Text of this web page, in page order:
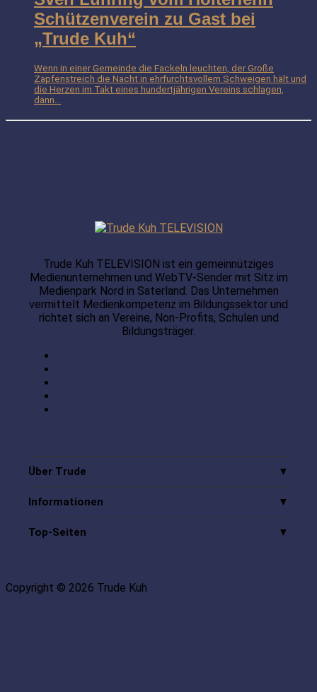
Schützenverein zu Gast bei
„Trude Kuh“
Wenn in einer Gemeinde die Fackeln leuchten, der Große
Zapfenstreich die Nacht in ehrfurchtsvollem Schweigen hält und
die Herzen im Takt eines hundertjährigen Vereins schlagen,
dann...
Trude Kuh TELEVISION ist ein gemeinnütziges
Medienunternehmen und WebTV-Sender mit Sitz im
Medienpark Nord in Saterland. Das Unternehmen
vermittelt Medienkompetenz im Bildungssektor und
richtet sich an Vereine, Non-Profits, Schulen und
Bildungsträger.
Über Trude
Informationen
Top-Seiten
Copyright © 2026 Trude Kuh